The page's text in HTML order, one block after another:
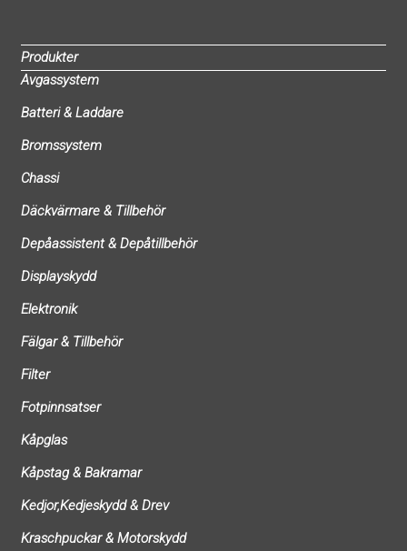
Produkter
Avgassystem
Batteri & Laddare
Bromssystem
Chassi
Däckvärmare & Tillbehör
Depåassistent & Depåtillbehör
Displayskydd
Elektronik
Fälgar & Tillbehör
Filter
Fotpinnsatser
Kåpglas
Kåpstag & Bakramar
Kedjor,Kedjeskydd & Drev
Kraschpuckar & Motorskydd